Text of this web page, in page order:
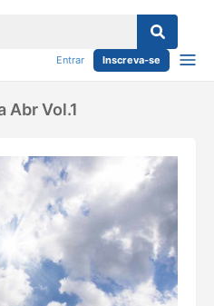
Entrar Inscreva-se
Abr Vol.1